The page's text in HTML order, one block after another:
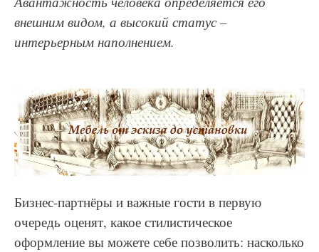
внешним видом, а высокий статус –
интерьерным наполнением.
Бизнес-партнёры и важные гости в первую
очередь оценят, какое стилистическое
оформление вы можете себе позволить: насколько